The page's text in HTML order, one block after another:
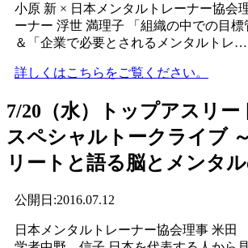
小原 新 × 日本メンタルトレーナー協会
ーナー 浮世 満理子 「組織の中での目標
＆「企業で必要とされるメンタルトレ…
詳しくはこちらをご覧ください。
7/20（水）トップアスリー
スペシャルトークライブ
リートと語る脳とメンタ
公開日:2016.07.12
日本メンタルトレーナー協会理事 米